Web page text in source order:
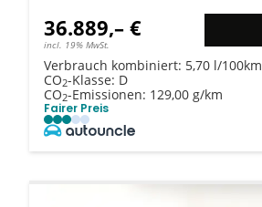
36.889,– €
incl. 19% MwSt.
Verbrauch kombiniert: 5,70 l/100km
CO2-Klasse: D
CO2-Emissionen: 129,00 g/km
Fairer Preis